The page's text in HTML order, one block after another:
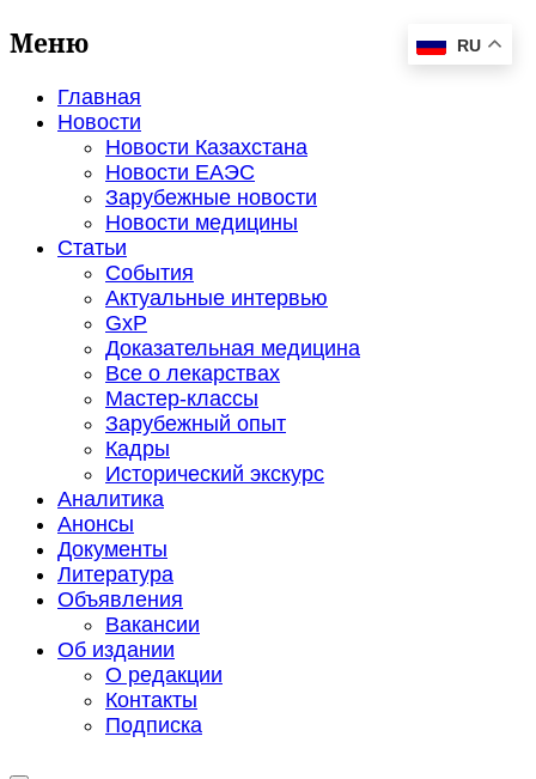
Меню
Главная
Новости
Новости Казахстана
Новости ЕАЭС
Зарубежные новости
Новости медицины
Статьи
События
Актуальные интервью
GxP
Доказательная медицина
Все о лекарствах
Мастер-классы
Зарубежный опыт
Кадры
Исторический экскурс
Аналитика
Анонсы
Документы
Литература
Объявления
Вакансии
Об издании
О редакции
Контакты
Подписка
RU